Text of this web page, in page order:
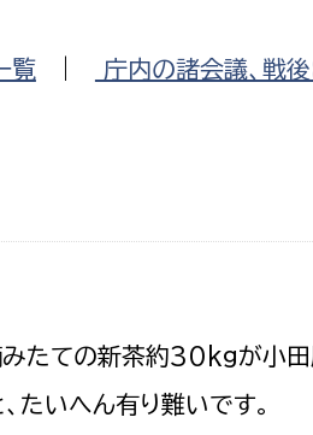
くり
スポーツ課
水産海浜課
覧|
庁内の諸会議、戦
みたての新茶約30kgが小
たいへん有り難いです。